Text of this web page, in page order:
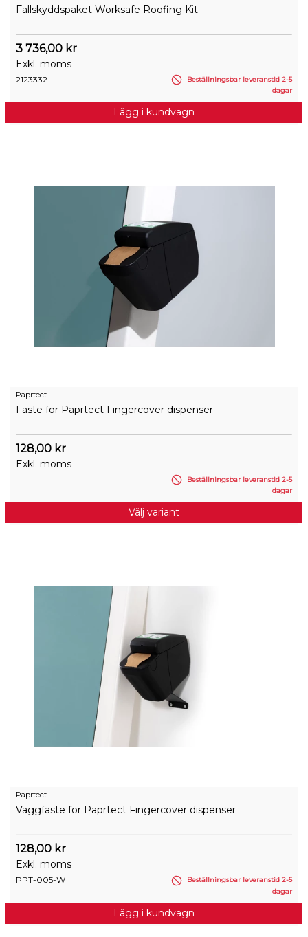
Fallskyddspaket Worksafe Roofing Kit
3 736,00 kr
Exkl. moms
2123332
Beställningsbar leveranstid 2-5
dagar
Lägg i kundvagn
Paprtect
Fäste för Paprtect Fingercover dispenser
128,00 kr
Exkl. moms
Beställningsbar leveranstid 2-5
dagar
Välj variant
Paprtect
Väggfäste för Paprtect Fingercover dispenser
128,00 kr
Exkl. moms
PPT-005-W
Beställningsbar leveranstid 2-5
dagar
Lägg i kundvagn